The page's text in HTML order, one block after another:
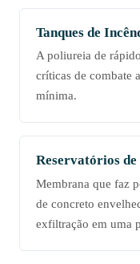
Tanques de
A poliureia de
críticas de combate
mínima.
Reservatórios
Membrana que faz
de concreto
exfiltração em uma